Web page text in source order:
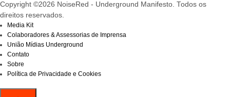
Copyright ©2026 NoiseRed - Underground Manifesto. Todos os
direitos reservados.
Media Kit
Colaboradores & Assessorias de Imprensa
União Mídias Underground
Contato
Sobre
Política de Privacidade e Cookies